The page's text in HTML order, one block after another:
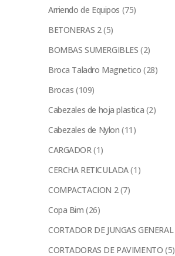
Arriendo de Equipos (75)
BETONERAS 2(5)
BOMBAS SUMERGIBLES (2)
Broca Taladro Magnetico (28)
Brocas (109)
Cabezales de hoja plastica (2)
Cabezales de Nylon (11)
CARGADOR (1)
CERCHA RETICULADA(1)
COMPACTACION 2 (7)
Copa Bim (26)
CORTADOR DE JUNGAS GENERAL
CORTADORAS DE PAVIMENTO (5)